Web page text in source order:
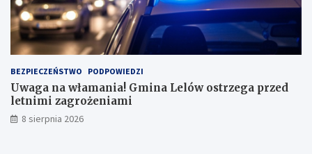
BEZPIECZEŃSTWO PODPOWIEDZI
Uwaga na włamania! Gmina Lelów ostrzega przed
letnimi zagrożeniami
8 sierpnia 2026